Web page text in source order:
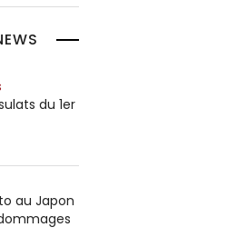
du 1er
au Japon